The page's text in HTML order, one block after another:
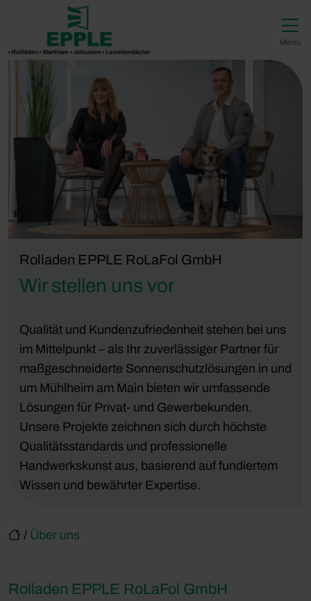
zur Top-Navigation
zur Hauptnavigation
Inhalt springen
zum Footer
Hauptnavigation Menü
/ Über uns
Rolladen EPPLE RoLaFol GmbH
Wir stellen uns vor
Qualität und Kundenzufriedenheit stehen bei uns
im Mittelpunkt – als Ihr zuverlässiger Partner für
maßgeschneiderte Sonnenschutzlösungen in und
um Mühlheim am Main bieten wir umfassende
Lösungen für Privat- und Gewerbekunden.
Unsere Projekte zeichnen sich durch höchste
Qualitätsstandards und professionelle
Handwerkskunst aus, basierend auf fundiertem
Wissen und bewährter Expertise.
Rolladen EPPLE RoLaFol GmbH